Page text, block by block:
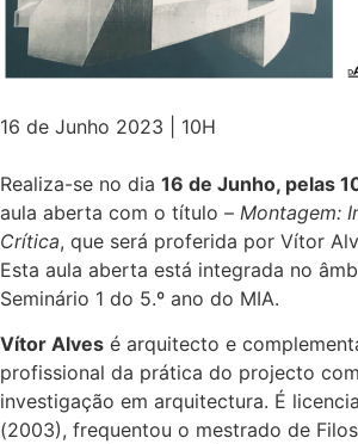
16 de Junho 2023 | 10H
Realiza-se no dia 16 de Junho, pelas
aula aberta com o título – Montagem:
Crítica, que será proferida por Vítor
Esta aula aberta está integrada no
Seminário 1 do 5.º ano do MIA.
Vítor Alves é arquitecto e
profissional da prática do projecto
investigação em arquitectura. É
(2003), frequentou o mestrado de